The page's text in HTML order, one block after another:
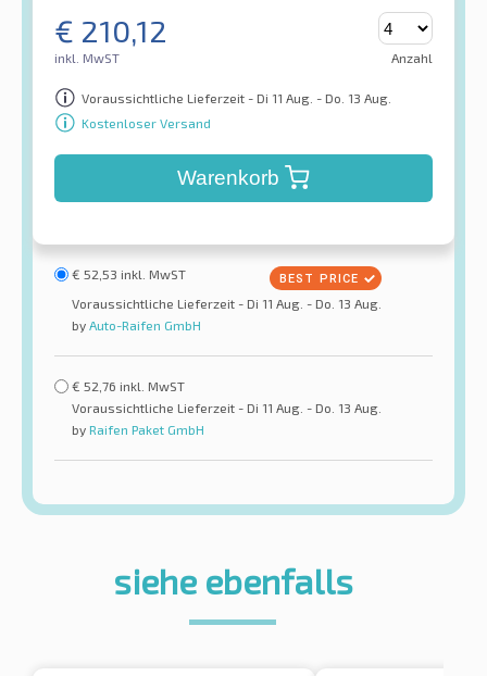
€ 210,12
inkl. MwST Anzahl
Voraussichtliche Lieferzeit - Di 11 Aug. - Do. 13 Aug.
Kostenloser Versand
Warenkorb
€ 52,53 inkl. MwST
Voraussichtliche Lieferzeit - Di 11 Aug. - Do. 13 Aug.
by Auto-Raifen GmbH
€ 52,76 inkl. MwST
Voraussichtliche Lieferzeit - Di 11 Aug. - Do. 13 Aug.
by Raifen Paket GmbH
siehe ebenfalls